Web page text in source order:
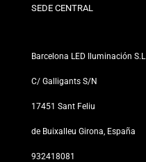
Nuestras Tiendas
SEDE CENTRAL
Barcelona LED Iluminación S.L
C/ Galligants S/N
17451 Sant Feliu
de Buixalleu Girona, España
932418081